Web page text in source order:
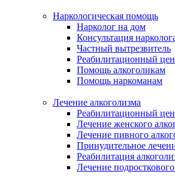
Наркологическая помощь
Нарколог на дом
Консультация
Частный вытрезвитель
Реабилитационный
Помощь алкоголикам
Помощь наркоманам
Лечение алкоголизма
Реабилитационный
Лечение женского
Лечение пивного
Принудительное
Реабилитация
Лечение